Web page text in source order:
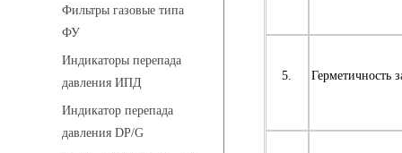
Фильтры газовые типа
ФУ
Индикаторы перепада
давления ИПД
Индикатор перепада
давления DP/G
5. Герметичность